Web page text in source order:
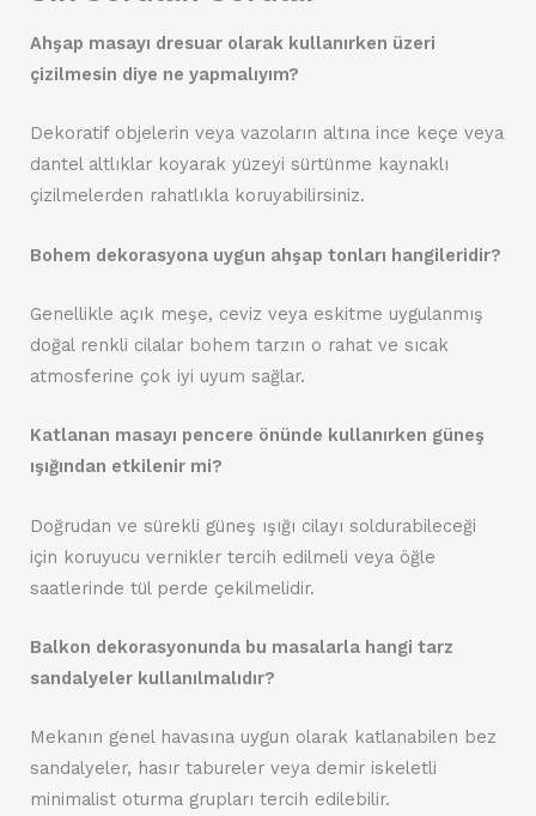
Ahşap masayı dresuar olarak kullanırken üzeri
çizilmesin diye ne yapmalıyım?
Dekoratif objelerin veya vazoların altına ince keçe veya
dantel altlıklar koyarak yüzeyi sürtünme kaynaklı
çizilmelerden rahatlıkla koruyabilirsiniz.
Bohem dekorasyona uygun ahşap tonları hangileridir?
Genellikle açık meşe, ceviz veya eskitme uygulanmış
doğal renkli cilalar bohem tarzın o rahat ve sıcak
atmosferine çok iyi uyum sağlar.
Katlanan masayı pencere önünde kullanırken güneş
ışığından etkilenir mi?
Doğrudan ve sürekli güneş ışığı cilayı soldurabileceği
için koruyucu vernikler tercih edilmeli veya öğle
saatlerinde tül perde çekilmelidir.
Balkon dekorasyonunda bu masalarla hangi tarz
sandalyeler kullanılmalıdır?
Mekanın genel havasına uygun olarak katlanabilen bez
sandalyeler, hasır tabureler veya demir iskeletli
minimalist oturma grupları tercih edilebilir.